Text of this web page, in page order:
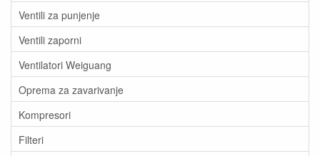
Ventili za punjenje
Ventili zaporni
Ventilatori Weiguang
Oprema za zavarivanje
Kompresori
Filteri